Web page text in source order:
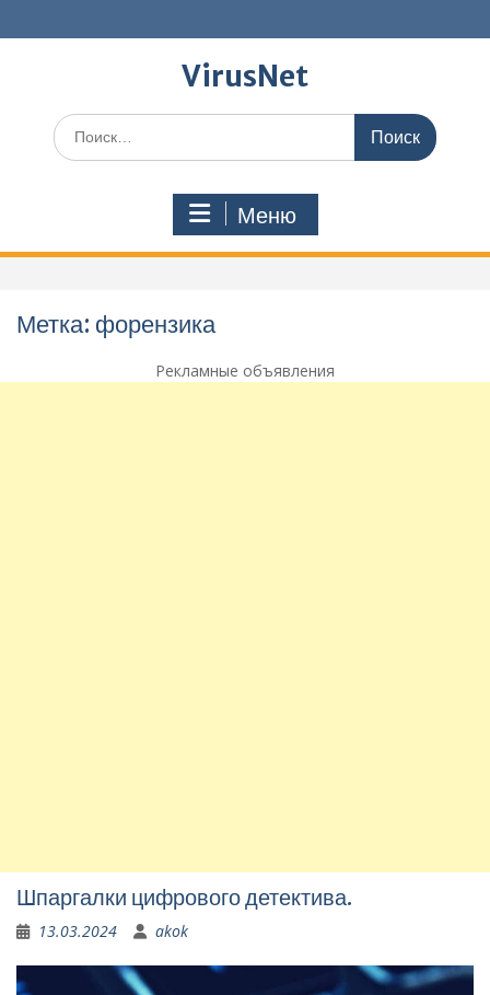
к
VirusNet
Поиск
по:
Меню
Метка: форензика
Рекламные объявления
Шпаргалки цифрового детектива.
13.03.2024 akok